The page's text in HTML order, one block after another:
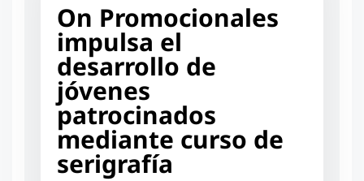
On Promocionales
impulsa el
desarrollo de
jóvenes
patrocinados
mediante curso de
serigrafía